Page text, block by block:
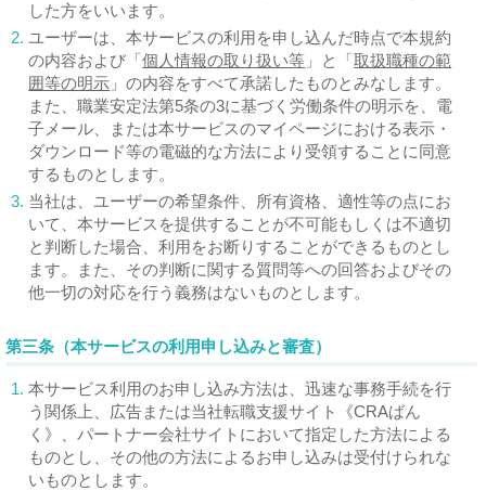
した方をいいます。
2. ユーザーは、本サービスの利用を申し込んだ時点で本規約
の内容および 「個人情報の取り扱い等 」 と 「取扱職種の範
囲等の明示 」の内容をすべて承諾したものとみなします。
また、職業安定法第5条の3に基づく労働条件の明示を、電
子メール、または本サービスのマイページにおける表示・
ダウンロード等の電磁的な方法により受領することに同意
するものとします。
3. 当社は、ユーザーの希望条件、所有資格、適性等の点にお
いて、本サービスを提供することが不可能もしくは不適切
と判断した場合、利用をお断りすることができるものとし
ます。また、その判断に関する質問等への回答およびその
他一切の対応を行う義務はないものとします。
第三条（本サービスの利用申し込みと審査）
1. 本サービス利用のお申し込み方法は、迅速な事務手続を行
う関係上、広告または当社転職支援サイト《CRAばん
く》、パートナー会社サイトにおいて指定した方法による
ものとし、その他の方法によるお申し込みは受付けられな
いものとします。